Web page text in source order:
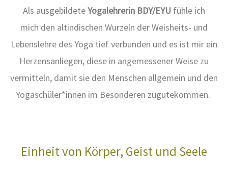
Schön, dass du hier bist! Mein Name ist Brigitte Weigand.
Als ausgebildeteYogalehrerin BDY/EYUfühle ich
mich den altindischen Wurzeln der Weisheits- und
Lebenslehre des Yoga tief verbunden und es ist mir ein
Herzensanliegen, diese in angemessener Weise zu